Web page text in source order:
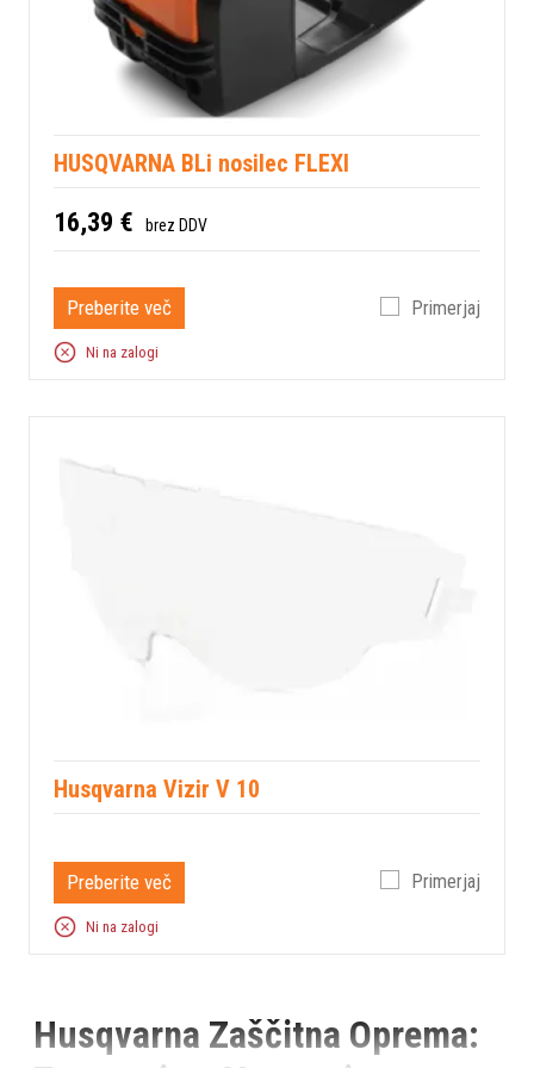
HUSQVARNA BLi nosilec FLEXI
16,39 € brez DDV
Preberite več Primerjaj
Ni na zalogi
Husqvarna Vizir V 10
Preberite več Primerjaj
Ni na zalogi
Husqvarna Zaščitna Oprema: